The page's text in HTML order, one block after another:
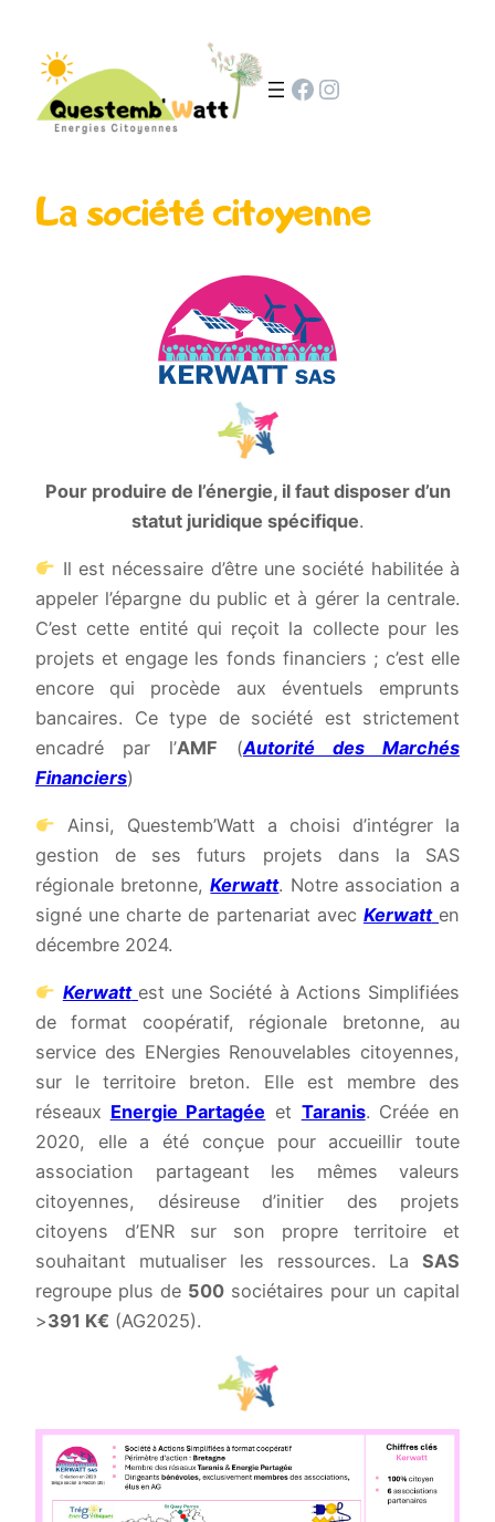
Facebook
Instagram
La société citoyenne
Pour produire de l’énergie, il faut disposer d’un
statut juridique spécifique.
Il est nécessaire d’être une société habilitée à
appeler l’épargne du public et à gérer la centrale.
C’est cette entité qui reçoit la collecte pour les
projets et engage les fonds financiers ; c’est elle
encore qui procède aux éventuels emprunts
bancaires. Ce type de société est strictement
encadré par l’AMF (Autorité des Marchés
Financiers)
Ainsi, Questemb’Watt a choisi d’intégrer la
gestion de ses futurs projets dans la SAS
régionale bretonne,Kerwatt. Notre association a
signé une charte de partenariat avec Kerwatt en
décembre 2024.
Kerwatt est une Société à Actions Simplifiées
de format coopératif, régionale bretonne, au
service des ENergies Renouvelables citoyennes,
sur le territoire breton. Elle est membre des
réseaux Energie Partagée et Taranis. Créée en
2020, elle a été conçue pour accueillir toute
association partageant les mêmes valeurs
citoyennes, désireuse d’initier des projets
citoyens d’ENR sur son propre territoire et
souhaitant mutualiser les ressources. La SAS
regroupe plus de 500 sociétaires pour un capital
>391 K€ (AG2025).